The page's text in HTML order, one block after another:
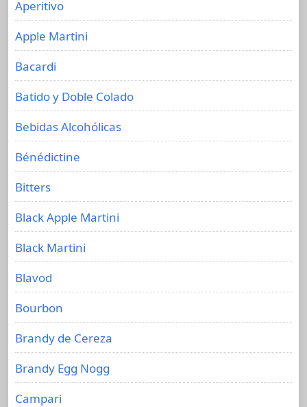
Aperitivo
Apple Martini
Bacardi
Batido y Doble Colado
Bebidas Alcohólicas
Bénédictine
Bitters
Black Apple Martini
Black Martini
Blavod
Bourbon
Brandy de Cereza
Brandy Egg Nogg
Campari